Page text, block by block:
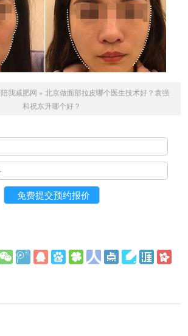
陪我减肥网 » 北京做面部拉皮哪个医生技术好？袁强
和祝东升哪个好？